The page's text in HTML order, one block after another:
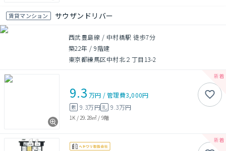
賃貸マンション サウザンドリバー
西武豊島線 / 中村橋駅 徒歩7分
築22年 /9階建
東京都練馬区中村北２丁目13-2
9.3 万円 /管理費3,000円
敷 9.3万円礼 9.3万円
1K / 29.28㎡ / 9階